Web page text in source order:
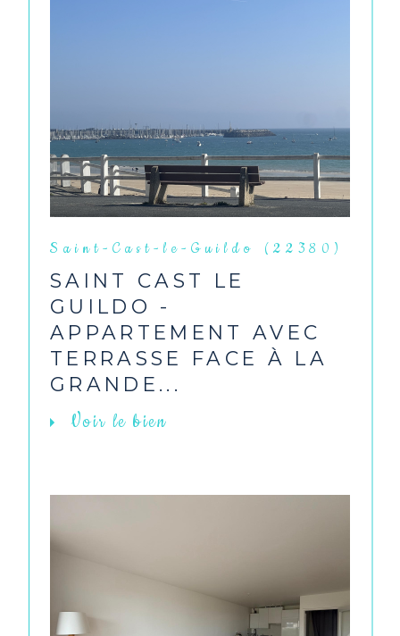
Saint-Cast-le-Guildo (22380)
SAINT CAST LE
GUILDO -
APPARTEMENT AVEC
TERRASSE FACE À LA
GRANDE...
Voir le bien